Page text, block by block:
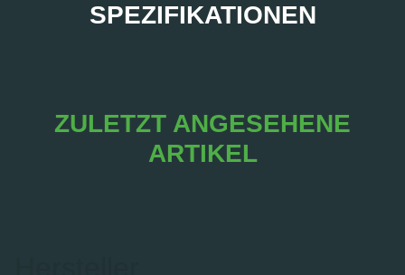
SPEZIFIKATIONEN
ZULETZT ANGESEHENE
ARTIKEL